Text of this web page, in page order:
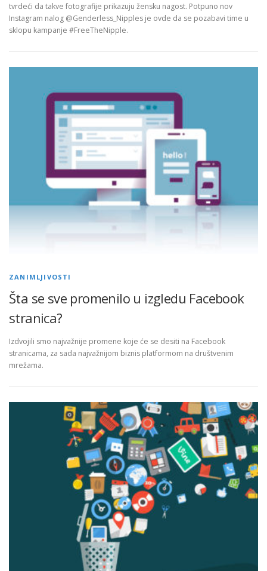
tvrdeći da takve fotografije prikazuju žensku nagost. Potpuno nov
Instagram nalog @Genderless_Nipples je ovde da se pozabavi time u
sklopu kampanje #FreeTheNipple.
ZANIMLJIVOSTI
Šta se sve promenilo u izgledu Facebook
stranica?
Izdvojili smo najvažnije promene koje će se desiti na Facebook
stranicama, za sada najvažnijom biznis platformom na društvenim
mrežama.